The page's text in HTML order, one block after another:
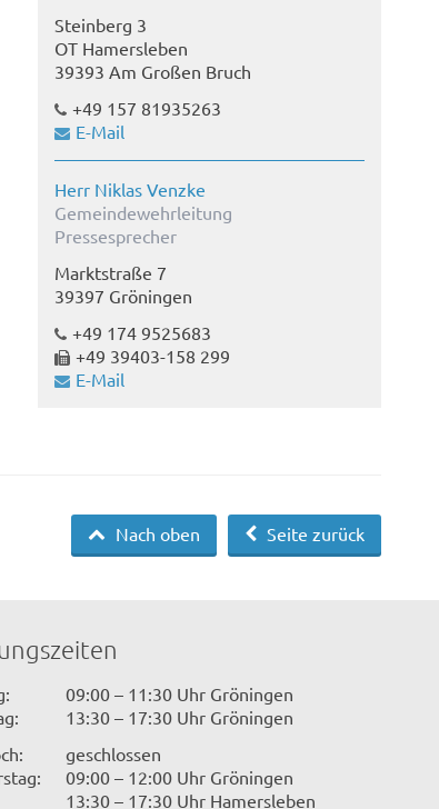
Steinberg 3
OT Hamersleben
39393 Am Großen Bruch
+49 157 81935263
E-Mail
Herr Niklas Venzke
Gemeindewehrleitung
Pressesprecher
Marktstraße 7
39397 Gröningen
+49 174 9525683
+49 39403-158 299
E-Mail
Seite zurück
Nach oben
09:00 – 11:30 Uhr Gröningen
13:30 – 17:30 Uhr Gröningen
geschlossen
09:00 – 12:00 Uhr Gröningen
13:30 – 17:30 Uhr Hamersleben